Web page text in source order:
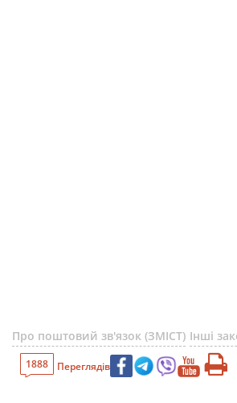
Про поштовий зв'язок (ЗМІСТ) Інші
1888 Переглядів